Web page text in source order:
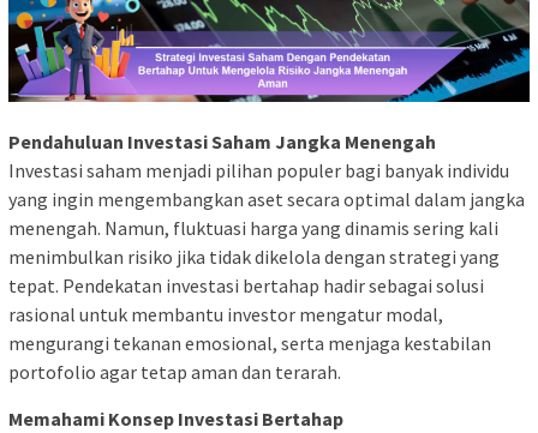
Pendahuluan Investasi Saham Jangka Menengah
Investasi saham menjadi pilihan populer bagi banyak individu
yang ingin mengembangkan aset secara optimal dalam jangka
menengah. Namun, fluktuasi harga yang dinamis sering kali
menimbulkan risiko jika tidak dikelola dengan strategi yang
tepat. Pendekatan investasi bertahap hadir sebagai solusi
rasional untuk membantu investor mengatur modal,
mengurangi tekanan emosional, serta menjaga kestabilan
portofolio agar tetap aman dan terarah.
Memahami Konsep Investasi Bertahap